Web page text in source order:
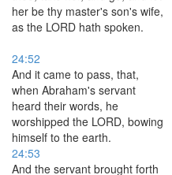
her be thy master's son's wife,
as the LORD hath spoken.
24:52
And it came to pass, that,
when Abraham's servant
heard their words, he
worshipped the LORD, bowing
himself to the earth.
24:53
And the servant brought forth